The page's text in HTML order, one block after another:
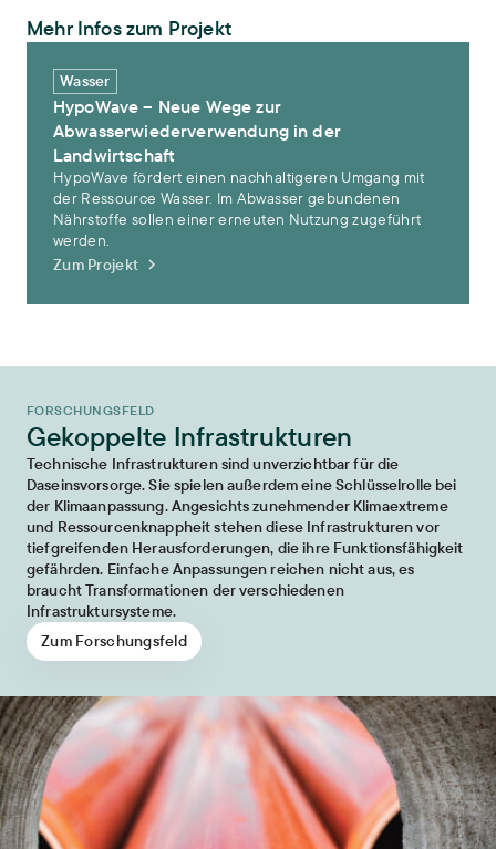
Mehr Infos zum Projekt
Wasser
HypoWave – Neue Wege zur
Abwasserwiederverwendung in der
Landwirtschaft
HypoWave fördert einen nachhaltigeren Umgang mit
der Ressource Wasser. Im Abwasser gebundenen
Nährstoffe sollen einer erneuten Nutzung zugeführt
werden.
Zum Projekt
FORSCHUNGSFELD
Gekoppelte Infrastrukturen
Technische Infrastrukturen sind unverzichtbar für die
Daseinsvorsorge. Sie spielen außerdem eine Schlüsselrolle bei
der Klimaanpassung. Angesichts zunehmender Klimaextreme
und Ressourcenknappheit stehen diese Infrastrukturen vor
tiefgreifenden Herausforderungen, die ihre Funktionsfähigkeit
gefährden. Einfache Anpassungen reichen nicht aus, es
braucht Transformationen der verschiedenen
Infrastruktursysteme.
Zum Forschungsfeld